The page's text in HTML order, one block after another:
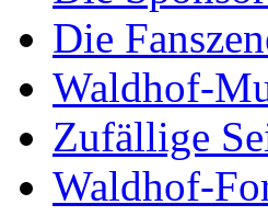
Die
Waldhof-
Zufällige
Waldhof-